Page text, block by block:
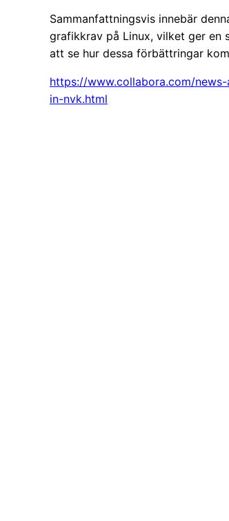
Sammanfattningsvis innebär
grafikkrav på Linux, vilket ger en
att se hur dessa förbättringar
https://www.collabora.com/
in-nvk.html